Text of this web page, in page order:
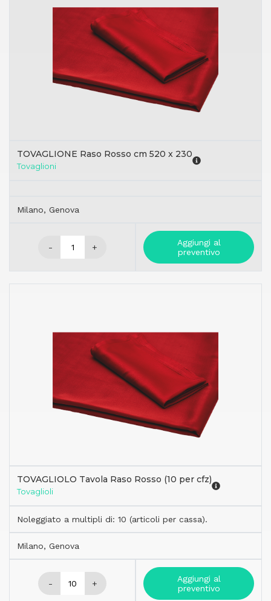
TOVAGLIONE Raso Rosso cm 520 x 230
Tovaglioni
Milano, Genova
- +
Aggiungi al
preventivo
TOVAGLIOLO Tavola Raso Rosso (10 per cfz)
Tovaglioli
Noleggiato a multipli di: 10 (articoli per cassa).
Milano, Genova
- +
Aggiungi al
preventivo